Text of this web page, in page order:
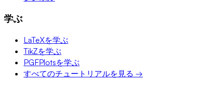
学ぶ
LaTeXを学ぶ
TikZを学ぶ
PGFPlotsを学ぶ
すべてのチュートリアルを見る →